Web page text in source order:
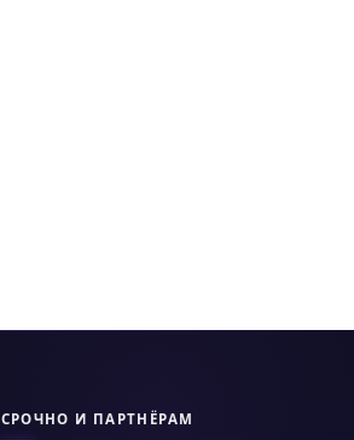
СРОЧНО И ПАРТНЁРАМ